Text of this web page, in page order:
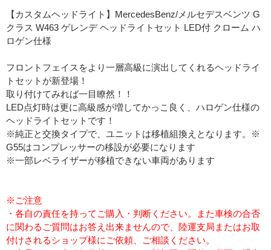
【カスタムヘッドライト】MercedesBenz/メルセデスベンツ G
クラス W463 ゲレンデ ヘッドライトセット LED付 クローム ハ
ロゲン仕様
フロントフェイスをより一層高級に演出してくれるヘッドライ
トセットが新登場！
取り付けてみれば一目瞭然！！
LED点灯時は更に高級感が増してかっこ良く、ハロゲン仕様の
ヘッドライトセットです！
※純正と交換タイプで、ユニットは移植組換えとなります。※
G55はコンプレッサーの移設が必要になります
※一部レベライザーが移植できない車両があります
※ご注意
・各自の責任を持ってご購入・判断ください。また車検の合否
に関わるご質問はお答え出来ませんので、陸運支局またはお取
付けされるショップ様にご依頼、ご相談ください。